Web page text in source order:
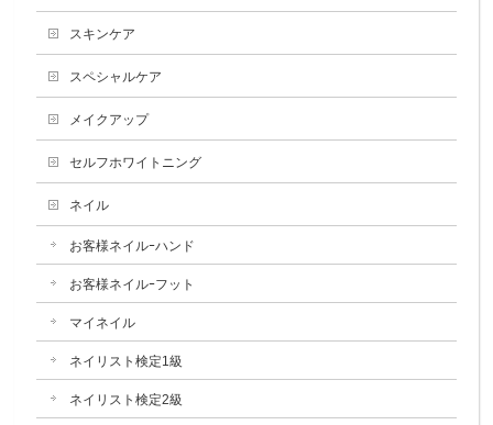
スキンケア
スペシャルケア
メイクアップ
セルフホワイトニング
ネイル
お客様ネイルｰハンド
お客様ネイルｰフット
マイネイル
ネイリスト検定1級
ネイリスト検定2級